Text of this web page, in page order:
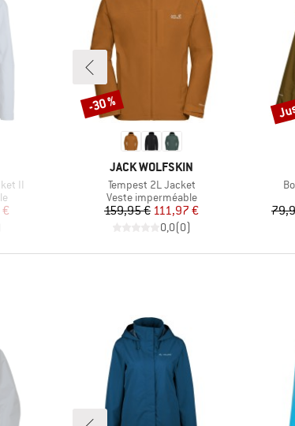
II
MARQUE
JACK WOLFSKIN
Article
Tempest 2L Jacket
Product group
Veste imperméable
Prix
159,95 €Prix réduit
111,97 €
0,0(0)
Remise
-30 %